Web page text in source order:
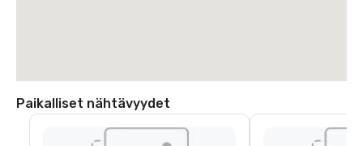
Paikalliset nähtävyydet